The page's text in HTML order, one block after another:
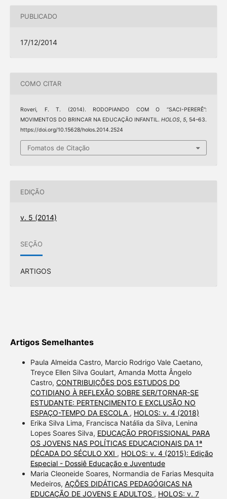
PUBLICADO
17/12/2014
COMO CITAR
Roveri, F. T. (2014). RODOPIANDO COM O “SACI-PERERÊ”:
MOVIMENTOS DO BRINCAR NA EDUCAÇÃO INFANTIL.HOLOS,5, 54–63.
https://doi.org/10.15628/holos.2014.2524
Fomatos de Citação
EDIÇÃO
v. 5 (2014)
SEÇÃO
ARTIGOS
Artigos Semelhantes
Paula Almeida Castro, Marcio Rodrigo Vale Caetano,
Treyce Ellen Silva Goulart, Amanda Motta Ângelo
Castro, CONTRIBUIÇÕES DOS ESTUDOS DO
COTIDIANO À REFLEXÃO SOBRE SER/TORNAR-SE
ESTUDANTE: PERTENCIMENTO E EXCLUSÃO NO
ESPAÇO-TEMPO DA ESCOLA , HOLOS: v. 4 (2018)
Erika Silva Lima, Francisca Natália da Silva, Lenina
Lopes Soares Silva, EDUCAÇÃO PROFISSIONAL PARA
OS JOVENS NAS POLÍTICAS EDUCACIONAIS DA 1ª
DÉCADA DO SÉCULO XXI , HOLOS: v. 4 (2015): Edição
Especial - Dossiê Educação e Juventude
Maria Cleoneide Soares, Normandia de Farias Mesquita
Medeiros, AÇÕES DIDÁTICAS PEDAGÓGICAS NA
EDUCAÇÃO DE JOVENS E ADULTOS , HOLOS: v. 7